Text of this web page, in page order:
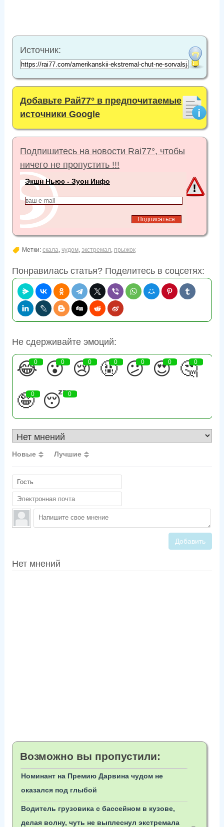
Источник:
Добавьте Рай77° в предпочитаемые
источники Google
Подпишитесь на новости Rai77°, чтобы
ничего не пропустить !!!
Экшн Ньюс - Зуон Инфо
Метки: скала чудом, экстремал прыжок
Понравилась статья? Поделитесь в соцсетях:
Не сдерживайте эмоций:
😂
0 😮
0 😢
0 🤬
0 😕
0 😍
0 🤔
0
🤪
0 😴
0
Новые Лучшие
Добавить
Нет мнений
Возможно вы пропустили:
Номинант на Премию Дарвина чудом не
оказался под глыбой
Водитель грузовика с бассейном в кузове,
делая волну, чуть не выплеснул экстремала